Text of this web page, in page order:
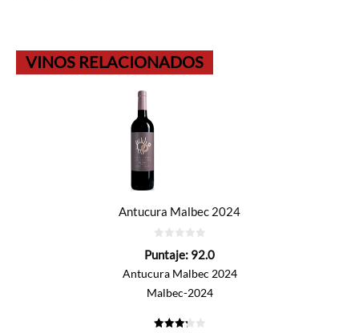
VINOS RELACIONADOS
Antucura Malbec 2024
de
Puntaje: 92.0
Antucura Malbec 2024
Malbec-2024